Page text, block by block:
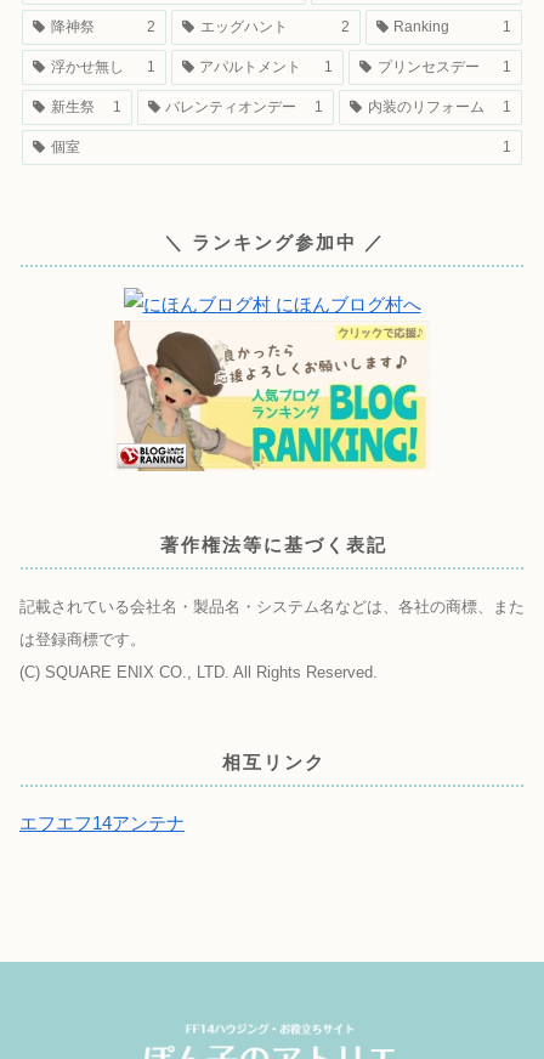
降神祭 2 エッグハント 2 Ranking 1
浮かせ無し 1 アパルトメント 1 プリンセスデー 1
新生祭 1 バレンティオンデー 1 内装のリフォーム 1
個室 1
＼ ランキング参加中 ／
著作権法等に基づく表記
記載されている会社名・製品名・システム名などは、各社の商標、また
は登録商標です。
(C) SQUARE ENIX CO., LTD. All Rights Reserved.
相互リンク
エフエフ14アンテナ